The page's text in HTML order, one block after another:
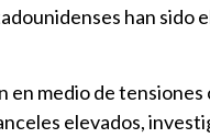
han
en medio de
elevados,